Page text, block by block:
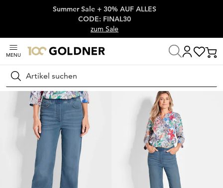
Überspringe Navigation, direkt zum Content
Summer Sale + 30% AUF ALLES
CODE: FINAL30
zum Sale
MENU
Suchen
Startseite Damenmode